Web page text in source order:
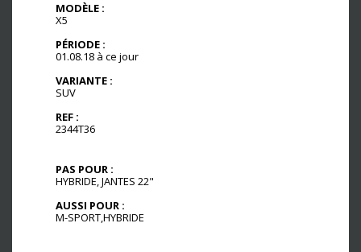
MODÈLE :
X5
PÉRIODE :
01.08.18 à ce jour
VARIANTE :
SUV
REF :
2344T36
PAS POUR :
HYBRIDE, JANTES 22"
AUSSI POUR :
M-SPORT,HYBRIDE